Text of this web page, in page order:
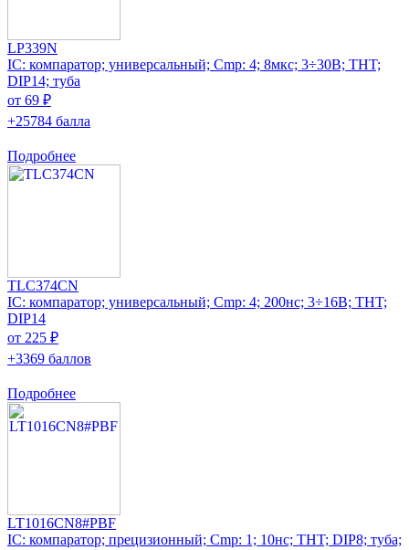
LP339N
IC: компаратор; универсальный; Cmp: 4; 8мкс; 3÷30В; THT;
DIP14; туба
от 69 ₽
+25784 балла
Подробнее
TLC374CN
IC: компаратор; универсальный; Cmp: 4; 200нс; 3÷16В; THT;
DIP14
от 225 ₽
+3369 баллов
Подробнее
LT1016CN8#PBF
IC: компаратор; прецизионный; Cmp: 1; 10нс; THT; DIP8; туба;